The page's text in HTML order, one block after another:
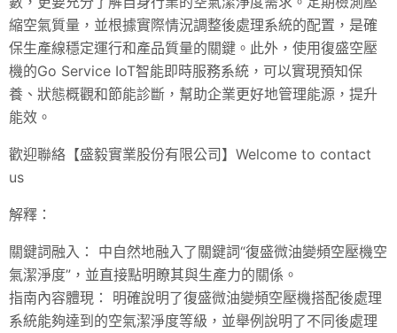
縮空氣質量，並根據實際情況調整後處理系統的配置，是確
保生產線穩定運行和產品質量的關鍵。此外，使用復盛空壓
機的Go Service IoT智能即時服務系統，可以實現預知保
養、狀態概觀和節能診斷，幫助企業更好地管理能源，提升
能效。
歡迎聯絡【盛毅實業股份有限公司】Welcome to contact
us
解釋：
關鍵詞融入： 中自然地融入了關鍵詞“復盛微油變頻空壓機空
氣潔淨度”，並直接點明瞭其與生產力的關係。
指南內容體現： 明確說明了復盛微油變頻空壓機搭配後處理
系統能夠達到的空氣潔淨度等級，並舉例說明了不同後處理